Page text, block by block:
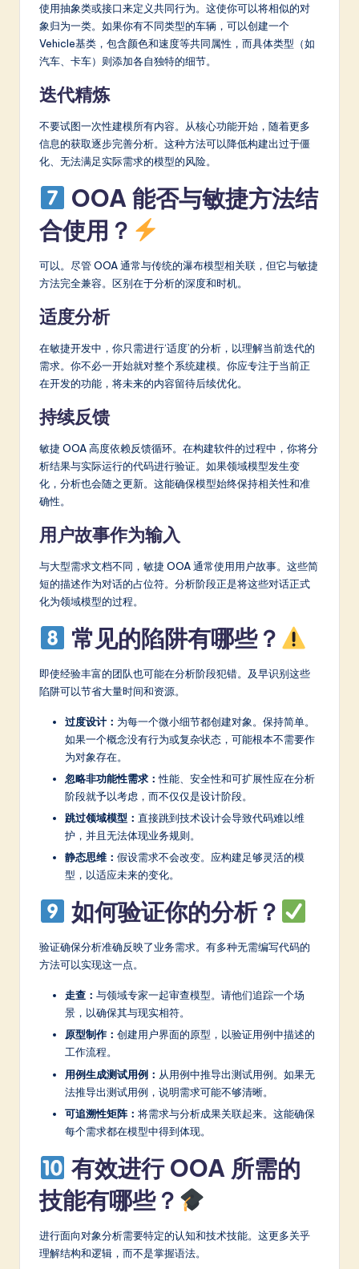
使用抽象类或接口来定义共同行为。这使你可以将相似的对
象归为一类。如果你有不同类型的车辆，可以创建一个
Vehicle基类，包含颜色和速度等共同属性，而具体类型（如
汽车、卡车）则添加各自独特的细节。
迭代精炼
不要试图一次性建模所有内容。从核心功能开始，随着更多
信息的获取逐步完善分析。这种方法可以降低构建出过于僵
化、无法满足实际需求的模型的风险。
OOA 能否与敏捷方法结
合使用？
可以。尽管 OOA 通常与传统的瀑布模型相关联，但它与敏捷
方法完全兼容。区别在于分析的深度和时机。
适度分析
在敏捷开发中，你只需进行‘适度’的分析，以理解当前迭代的
需求。你不必一开始就对整个系统建模。你应专注于当前正
在开发的功能，将未来的内容留待后续优化。
持续反馈
敏捷 OOA 高度依赖反馈循环。在构建软件的过程中，你将分
析结果与实际运行的代码进行验证。如果领域模型发生变
化，分析也会随之更新。这能确保模型始终保持相关性和准
确性。
用户故事作为输入
与大型需求文档不同，敏捷 OOA 通常使用用户故事。这些简
短的描述作为对话的占位符。分析阶段正是将这些对话正式
化为领域模型的过程。
常见的陷阱有哪些？
即使经验丰富的团队也可能在分析阶段犯错。及早识别这些
陷阱可以节省大量时间和资源。
过度设计： 为每一个微小细节都创建对象。保持简单。
如果一个概念没有行为或复杂状态，可能根本不需要作
为对象存在。
忽略非功能性需求：性能、安全性和可扩展性应在分析
阶段就予以考虑，而不仅仅是设计阶段。
跳过领域模型： 直接跳到技术设计会导致代码难以维
护，并且无法体现业务规则。
静态思维： 假设需求不会改变。应构建足够灵活的模
型，以适应未来的变化。
如何验证你的分析？
验证确保分析准确反映了业务需求。有多种无需编写代码的
方法可以实现这一点。
走查： 与领域专家一起审查模型。请他们追踪一个场
景，以确保其与现实相符。
原型制作： 创建用户界面的原型，以验证用例中描述的
工作流程。
用例生成测试用例： 从用例中推导出测试用例。如果无
法推导出测试用例，说明需求可能不够清晰。
可追溯性矩阵： 将需求与分析成果关联起来。这能确保
每个需求都在模型中得到体现。
有效进行 OOA 所需的
技能有哪些？
进行面向对象分析需要特定的认知和技术技能。这更多关乎
理解结构和逻辑，而不是掌握语法。